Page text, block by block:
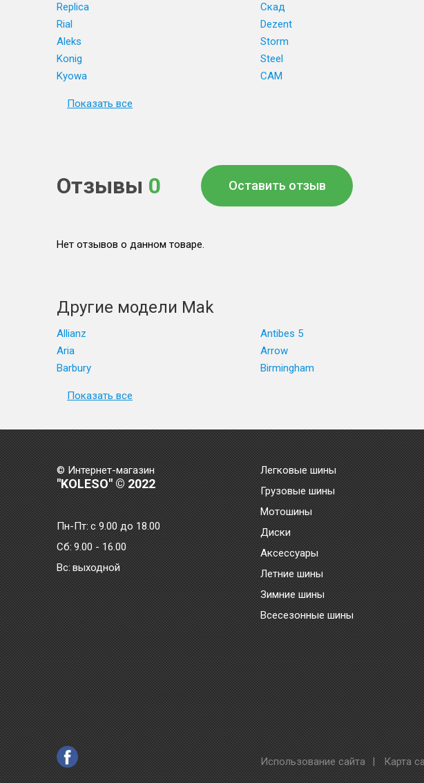
Replica Скад
Rial
Dezent
Aleks
Storm
Konig
Steel
Kyowa
CAM
Показать все
Отзывы 0 Оставить отзыв
Нет отзывов о данном товаре.
Другие модели Mak
Allianz Antibes 5
Aria
Arrow
Barbury
Birmingham
Показать все
© Интернет-магазин
"KOLESO" © 2022
Пн-Пт:с 9.00 до 18.00
Сб: 9.00 - 16.00
Bc: выходной
Легковые шины
Грузовые шины
Мотошины
Диски
Аксессуары
Летние шины
Зимние шины
Всесезонные шины
Использование сайта | Карта